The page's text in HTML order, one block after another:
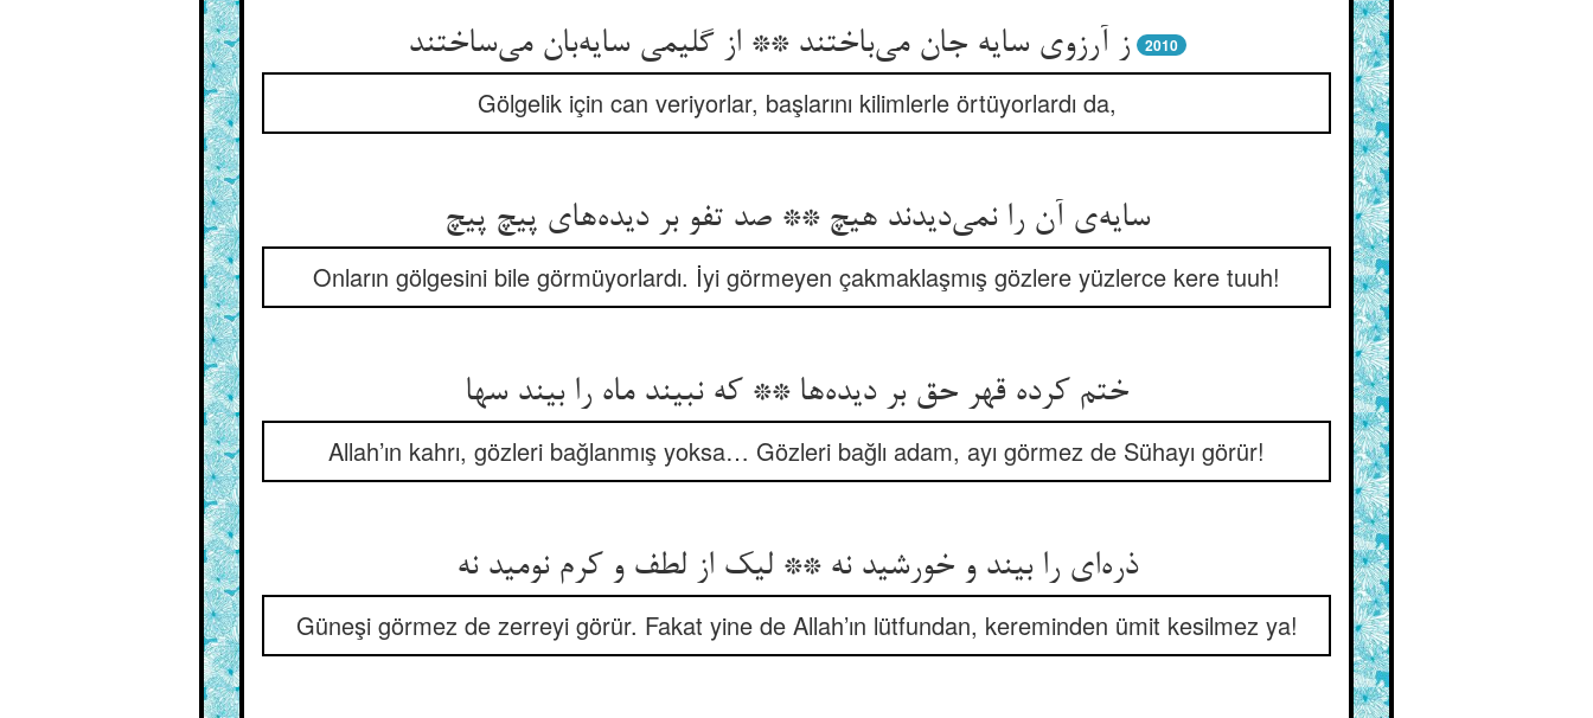
ز آرزوی سایه جان می‌باختند ** از گلیمی سایه‌بان می‌ساختند 2010
Gölgelik için can veriyorlar, başlarını kilimlerle örtüyorlardı da,
سایه‌ی آن را نمی‌دیدند هیچ ** صد تفو بر دیده‌های پیچ پیچ
Onların gölgesini bile görmüyorlardı. İyi görmeyen çakmaklaşmış gözlere yüzlerce kere tuuh!
ختم کرده قهر حق بر دیده‌ها ** که نبیند ماه را بیند سها
Allah’ın kahrı, gözleri bağlanmış yoksa… Gözleri bağlı adam, ayı görmez de Sühayı görür!
ذره‌ای را بیند و خورشید نه ** لیک از لطف و کرم نومید نه
Güneşi görmez de zerreyi görür. Fakat yine de Allah’ın lütfundan, kereminden ümit kesilmez ya!